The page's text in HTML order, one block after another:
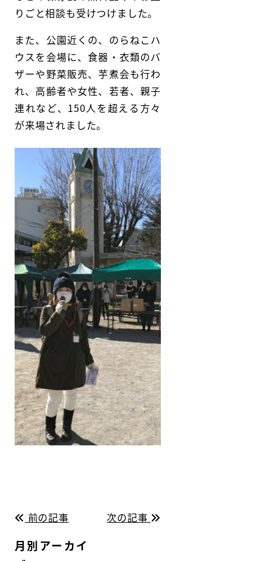
りごと相談も受けつけました。
また、公園近くの、のらねこハ
ウスを会場に、食器・衣類のバ
ザーや野菜販売、芋煮会も行わ
れ、高齢者や女性、若者、親子
連れなど、150人を超える方々
が来場されました。
前の記事 次の記事
月別アーカイ